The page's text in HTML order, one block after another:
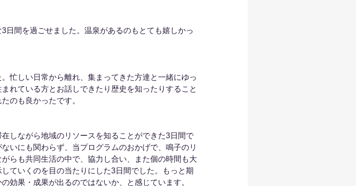
日間を過ごせました。温泉があるのもとても嬉しかっ
忙しい日常から離れ、集まってきた方達と一緒にゆっ
れている方とお話しできたり歴史を知ったりすること
のも良かったです。
しながら地域のリソースを知ることができた3日間で
いにも関わらず、当プログラムのおかげで、鳴子のリ
らも共同生活の中で、協力し合い、また個の時間も大
ていくのを目の当たりにした3日間でした。もっと期
効果・成果が出るのではないか、と感じています。